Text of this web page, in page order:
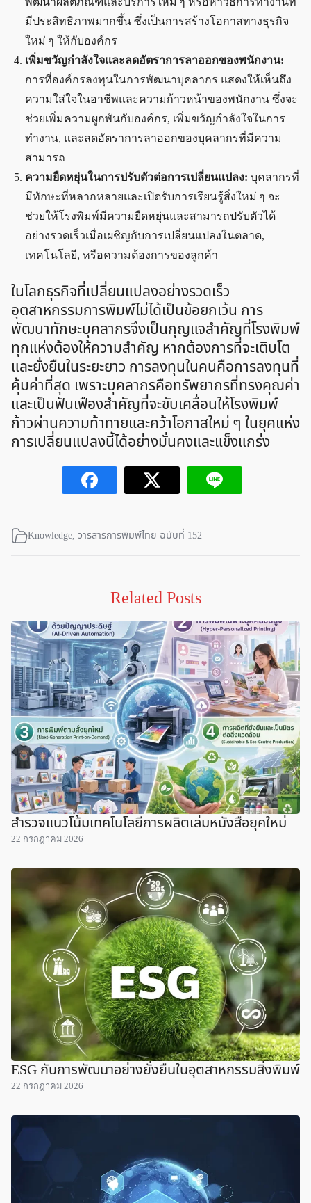
มีประสิทธิภาพมากขึ้น ซึ่งเป็นการสร้างโอกาสทางธุรกิจ
ใหม่ ๆ ให้กับองค์กร
เพิ่มขวัญกำลังใจและลดอัตราการลาออกของพนักงาน:
การที่องค์กรลงทุนในการพัฒนาบุคลากร แสดงให้เห็นถึง
ความใส่ใจในอาชีพและความก้าวหน้าของพนักงาน ซึ่งจะ
ช่วยเพิ่มความผูกพันกับองค์กร, เพิ่มขวัญกำลังใจในการ
ทำงาน, และลดอัตราการลาออกของบุคลากรที่มีความ
สามารถ
ความยืดหยุ่นในการปรับตัวต่อการเปลี่ยนแปลง: บุคลากรที่
มีทักษะที่หลากหลายและเปิดรับการเรียนรู้สิ่งใหม่ ๆ จะ
ช่วยให้โรงพิมพ์มีความยืดหยุ่นและสามารถปรับตัวได้
อย่างรวดเร็วเมื่อเผชิญกับการเปลี่ยนแปลงในตลาด,
เทคโนโลยี, หรือความต้องการของลูกค้า
ในโลกธุรกิจที่เปลี่ยนแปลงอย่างรวดเร็ว
อุตสาหกรรมการพิมพ์ไม่ได้เป็นข้อยกเว้น การ
พัฒนาทักษะบุคลากรจึงเป็นกุญแจสำคัญที่โรงพิมพ์
ทุกแห่งต้องให้ความสำคัญ หากต้องการที่จะเติบโต
และยั่งยืนในระยะยาว การลงทุนในคนคือการลงทุนที่
คุ้มค่าที่สุด เพราะบุคลากรคือทรัพยากรที่ทรงคุณค่า
และเป็นฟันเฟืองสำคัญที่จะขับเคลื่อนให้โรงพิมพ์
ก้าวผ่านความท้าทายและคว้าโอกาสใหม่ ๆ ในยุคแห่ง
การเปลี่ยนแปลงนี้ได้อย่างมั่นคงและแข็งแกร่ง
Knowledge, วารสารการพิมพ์ไทย ฉบับที่ 152
Related Posts
สำรวจแนวโน้มเทคโนโลยีการผลิตเล่มหนังสือยุคใหม่
22 กรกฎาคม 2026
ESG กับการพัฒนาอย่างยั่งยืนในอุตสาหกรรมสิ่งพิมพ์
22 กรกฎาคม 2026